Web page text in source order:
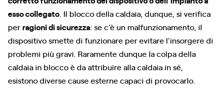
esso collegato . Il blocco della caldaia, dunque, si verifica
perragioni di sicurezza: se c’è un malfunzionamento, il
dispositivo smette di funzionare per evitare l’insorgere di
problemi più gravi. Raramente dunque la colpa della
caldaia in blocco è da attribuire alla caldaia in sé,
esistono diverse cause esterne capaci di provocarlo.